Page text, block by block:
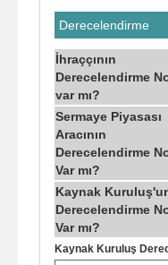
Derecelendirme
İhraççının
Derecelendirme
var mı?
Sermaye Piyasası
Aracının
Derecelendirme
Var mı?
Kaynak
Derecelendirme
Var mı?
Kaynak Kuruluş